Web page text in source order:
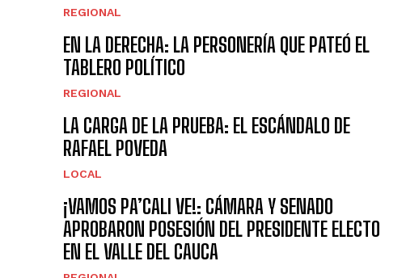
REGIONAL
EN LA DERECHA: LA PERSONERÍA QUE PATEÓ EL
TABLERO POLÍTICO
REGIONAL
LA CARGA DE LA PRUEBA: EL ESCÁNDALO DE
RAFAEL POVEDA
LOCAL
¡VAMOS PA’CALI VE!: CÁMARA Y SENADO
APROBARON POSESIÓN DEL PRESIDENTE ELECTO
EN EL VALLE DEL CAUCA